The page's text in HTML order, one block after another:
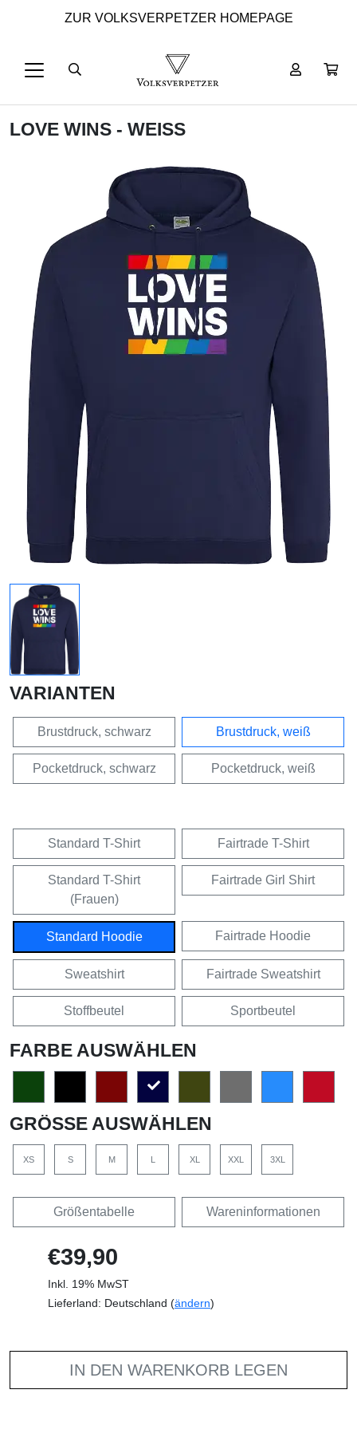
ZUR VOLKSVERPETZER HOMEPAGE
LOVE WINS - WEISS
VARIANTEN
Brustdruck, schwarz Brustdruck, weiß
Pocketdruck, schwarz Pocketdruck, weiß
Standard T-Shirt Fairtrade T-Shirt
Standard T-Shirt
(Frauen)
Fairtrade Girl Shirt
Standard Hoodie Fairtrade Hoodie
Sweatshirt Fairtrade Sweatshirt
Stoffbeutel Sportbeutel
FARBE AUSWÄHLEN
GRÖSSE AUSWÄHLEN
XS S M L XL XXL 3XL
Größentabelle Wareninformationen
€39,90
Inkl. 19% MwST
Lieferland: Deutschland (ändern)
IN DEN WARENKORB LEGEN